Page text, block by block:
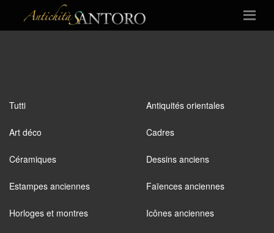
Tutti Antiquités orientales
Art déco Cadres
Céramiques Dessins anciens
Estampes anciennes Faïences anciennes
Horloges et montres Icônes anciennes